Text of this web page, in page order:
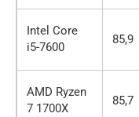
Intel Core
i5-7600
85,9
AMD Ryzen
7 1700X
85,7